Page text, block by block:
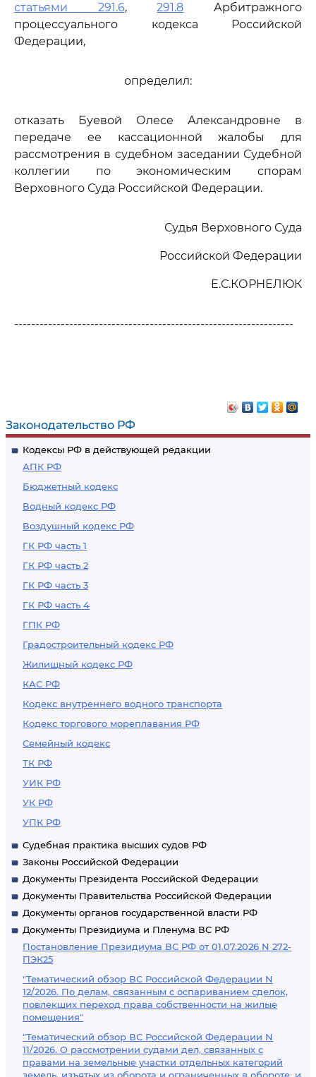
Законодательство РФ
Кодексы РФ в действующей редакции
АПК РФ
Бюджетный кодекс
Водный кодекс РФ
Воздушный кодекс РФ
ГК РФ часть 1
ГК РФ часть 2
ГК РФ часть 3
ГК РФ часть 4
ГПК РФ
Градостроительный кодекс РФ
Жилищный кодекс РФ
КАС РФ
Кодекс внутреннего водного транспорта
Кодекс торгового мореплавания РФ
Семейный кодекс
ТК РФ
УИК РФ
УК РФ
УПК РФ
Судебная практика высших судов РФ
Законы Российской Федерации
Документы Президента Российской Федерации
Документы Правительства Российской Федерации
Документы органов государственной власти РФ
Документы Президиума и Пленума ВС РФ
Постановление Президиума ВС РФ от 01.07.2026 N 272-
ПЭК25
"Тематический обзор ВС Российской Федерации N
12/2026. По делам, связанным с оспариванием сделок,
повлекших переход права собственности на жилые
помещения"
"Тематический обзор ВС Российской Федерации N
11/2026. О рассмотрении судами дел, связанных с
правами на земельные участки отдельных категорий
статьями 291.6,291.8 Арбитражного
процессуального кодекса Российской
Федерации,
определил:
отказать Буевой Олесе Александровне в
передаче ее кассационной жалобы для
рассмотрения в судебном заседании Судебной
коллегии по экономическим спорам
Верховного Суда Российской Федерации.
Судья Верховного Суда
Российской Федерации
Е.С.КОРНЕЛЮК
------------------------------------------------------------------